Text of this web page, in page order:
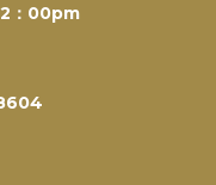
：00pm